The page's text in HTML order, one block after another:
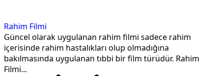
Rahim Filmi
Güncel olarak uygulanan rahim filmi sadece rahim
içerisinde rahim hastalıkları olup olmadığına
bakılmasında uygulanan tıbbi bir film türüdür. Rahim
Filmi...